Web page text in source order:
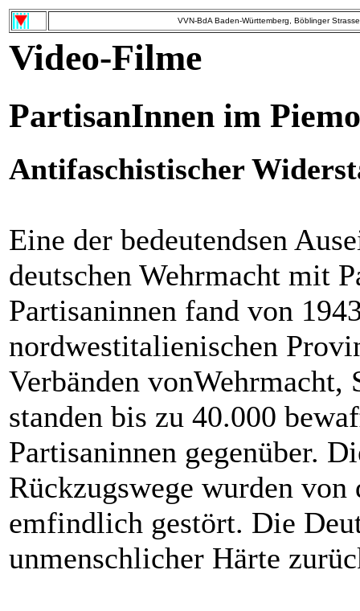
VVN-BdA Baden-Württemberg, Böblinger
Video-Filme
PartisanInnen im
Antifaschistischer
Eine der bedeutendsen
deutschen Wehrmacht mit
Partisaninnen fand von
nordwestitalienischen
Verbänden vonWehrmacht,
standen bis zu 40.000
Partisaninnen gegenüber.
Rückzugswege wurden
emfindlich gestört. Die
unmenschlicher Härte